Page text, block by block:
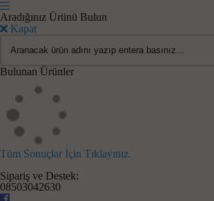
Aradığınız Ürünü Bulun
Kapat
Bulunan Ürünler
Tüm Sonuçlar İçin Tıklayınız.
Sipariş ve Destek:
08503042630